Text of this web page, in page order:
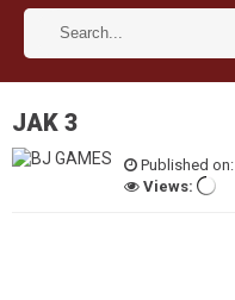
JAK 3
Published on:
Views: